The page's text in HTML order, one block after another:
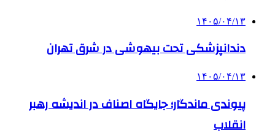
۱۴۰۵/۰۴/۱۳
دندانپزشکی تحت بیهوشی در شرق تهران
۱۴۰۵/۰۴/۱۳
پیوندی ماندگار؛ جایگاه اصناف در اندیشه رهبر
انقلاب